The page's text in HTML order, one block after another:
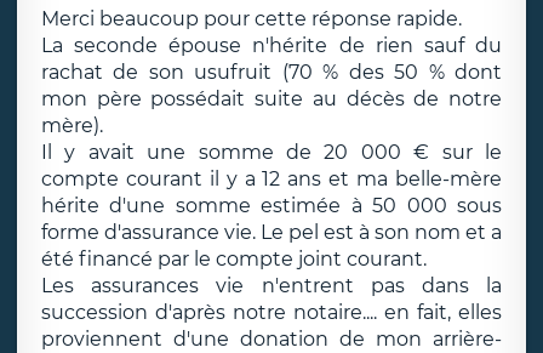
Merci beaucoup pour cette réponse rapide.
La seconde épouse n'hérite de rien sauf du
rachat de son usufruit (70 % des 50 % dont
mon père possédait suite au décès de notre
mère).
Il y avait une somme de 20 000 € sur le
compte courant il y a 12 ans et ma belle-mère
hérite d'une somme estimée à 50 000 sous
forme d'assurance vie. Le pel est à son nom et a
été financé par le compte joint courant.
Les assurances vie n'entrent pas dans la
succession d'après notre notaire.... en fait, elles
proviennent d'une donation de mon arrière-